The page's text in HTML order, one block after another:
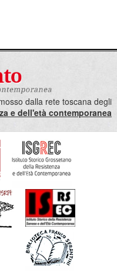
dalla rete toscana degli
e dell'età contemporanea